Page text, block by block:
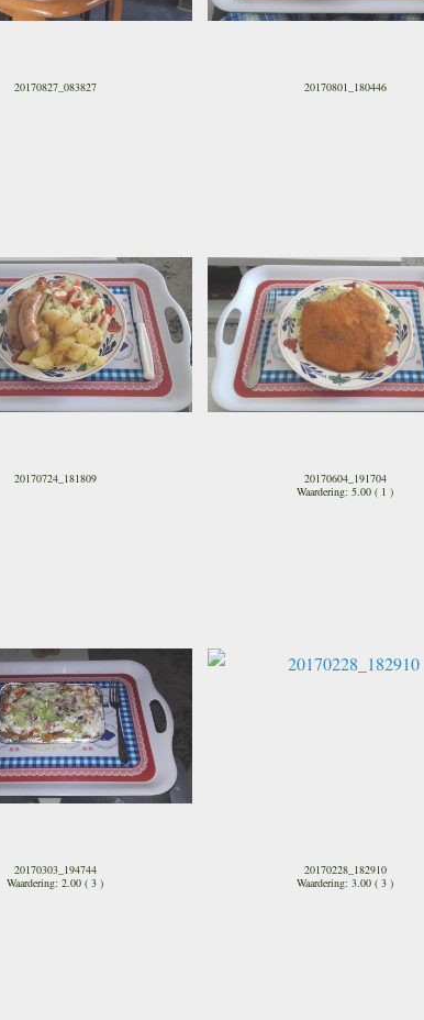
20170827_083827 20170801_180446
20170724_181809
20170604_191704
Waardering: 5.00 ( 1 )
20170303_194744
Waardering: 2.00 ( 3 )
20170228_182910
Waardering: 3.00 ( 3 )